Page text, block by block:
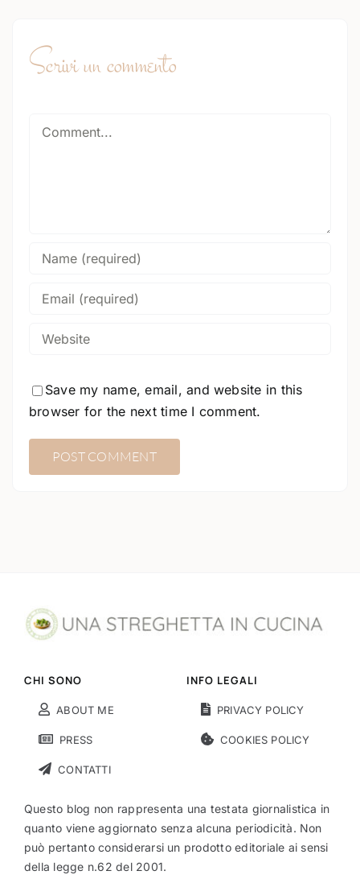
Scrivi un commento
Save my name, email, and website in this
browser for the next time I comment.
CHI SONO
ABOUT ME
PRESS
CONTATTI
INFO LEGALI
PRIVACY POLICY
COOKIES POLICY
Questo blog non rappresenta una testata giornalistica in
quanto viene aggiornato senza alcuna periodicità. Non
può pertanto considerarsi un prodotto editoriale ai sensi
della legge n.62 del 2001.